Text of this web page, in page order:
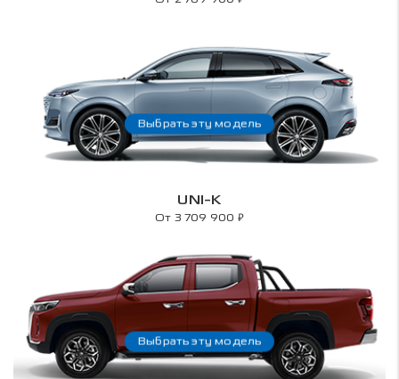
UNI-K
От 3 709 900 ₽
Выбрать эту модель
Выбрать эту модель